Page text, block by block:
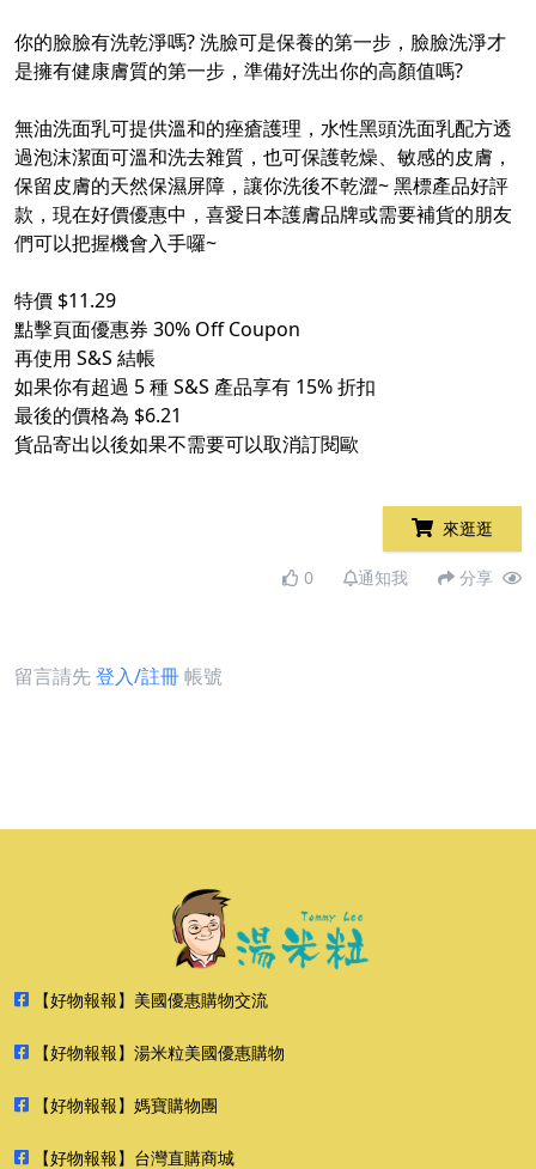
你的臉臉有洗乾淨嗎? 洗臉可是保養的第一步，臉臉洗淨才
是擁有健康膚質的第一步，準備好洗出你的高顏值嗎?
無油洗面乳可提供溫和的痤瘡護理，水性黑頭洗面乳配方透
過泡沫潔面可溫和洗去雜質，也可保護乾燥、敏感的皮膚，
保留皮膚的天然保濕屏障，讓你洗後不乾澀~ 黑標產品好評
款，現在好價優惠中，喜愛日本護膚品牌或需要補貨的朋友
們可以把握機會入手囉~
特價 $11.29
點擊頁面優惠券 30% Off Coupon
再使用 S&S 結帳
如果你有超過 5 種 S&S 產品享有 15% 折扣
最後的價格為 $6.21
貨品寄出以後如果不需要可以取消訂閱歐
來逛逛
0 通知我 分享
留言請先登入/註冊帳號
【好物報報】美國優惠購物交流
【好物報報】湯米粒美國優惠購物
【好物報報】媽寶購物團
【好物報報】台灣直購商城